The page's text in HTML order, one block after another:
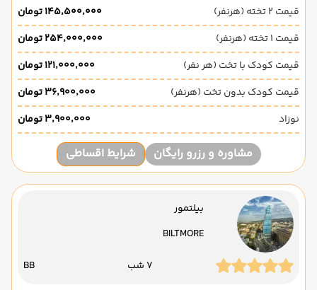
قیمت 2 تخته (هرنفر)
۱۴۵٬۵۰۰٬۰۰۰ تومان
قیمت 1 تخته (هرنفر)
۲۵۴٬۰۰۰٬۰۰۰ تومان
قیمت کودک با تخت (هر نفر)
۱۲۱٬۰۰۰٬۰۰۰ تومان
قیمت کودک بدون تخت (هرنفر)
۳۶٬۹۰۰٬۰۰۰ تومان
نوزاد
۳٬۹۰۰٬۰۰۰ تومان
مشاوره و رزرو رایگان شرایط اقساطی
بیلتمور
BILTMORE
7 شب BB